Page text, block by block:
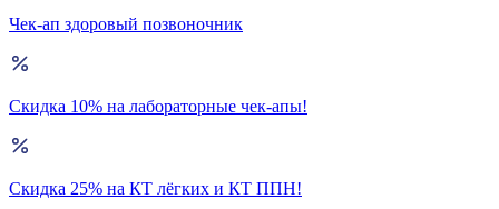
Чек-ап здоровый позвоночник
Скидка 10% на лабораторные чек-апы!
Скидка 25% на КТ лёгких и КТ ППН!